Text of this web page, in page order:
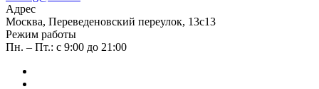
Адрес
Москва, Переведеновский переулок, 13с13
Режим работы
Пн. – Пт.: с 9:00 до 21:00